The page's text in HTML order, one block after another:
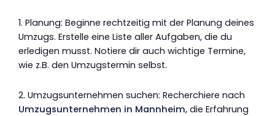
1. Planung: Beginne rechtzeitig mit der Planung deines
Umzugs. Erstelle eine Liste aller Aufgaben, die du
erledigen musst. Notiere dir auch wichtige Termine,
wie z.B. den Umzugstermin selbst.
2. Umzugsunternehmen suchen: Recherchiere nach
Umzugsunternehmen in Mannheim, die Erfahrung